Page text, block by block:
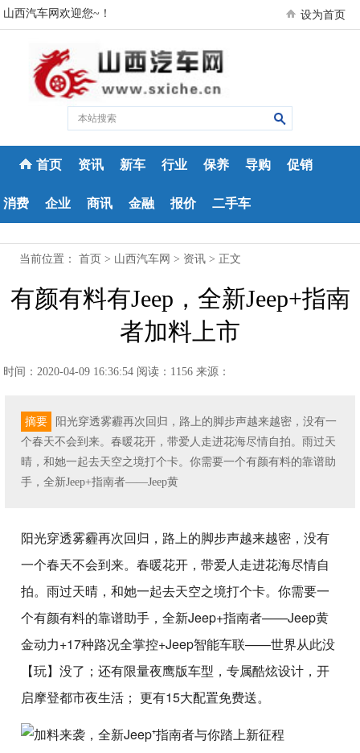
山西汽车网欢迎您~！ 设为首页
首页 资讯 新车 行业 保养 导购 促销
消费 企业 商讯 金融 报价 二手车
当前位置：首页 > 山西汽车网 > 资讯 > 正文
有颜有料有Jeep，全新Jeep+指南
者加料上市
时间：2020-04-09 16:36:54 阅读：1156 来源：
摘要
阳光穿透雾霾再次回归，路上的脚步声越来越密，没有一
个春天不会到来。春暖花开，带爱人走进花海尽情自拍。雨过天
晴，和她一起去天空之境打个卡。你需要一个有颜有料的靠谱助
手，全新Jeep+指南者——Jeep黄
阳光穿透雾霾再次回归，路上的脚步声越来越密，没有
一个春天不会到来。春暖花开，带爱人走进花海尽情自
拍。雨过天晴，和她一起去天空之境打个卡。你需要一
个有颜有料的靠谱助手，全新Jeep+指南者——Jeep黄
金动力+17种路况全掌控+Jeep智能车联——世界从此没
【玩】没了；还有限量夜鹰版车型，专属酷炫设计，开
启摩登都市夜生活； 更有15大配置免费送。